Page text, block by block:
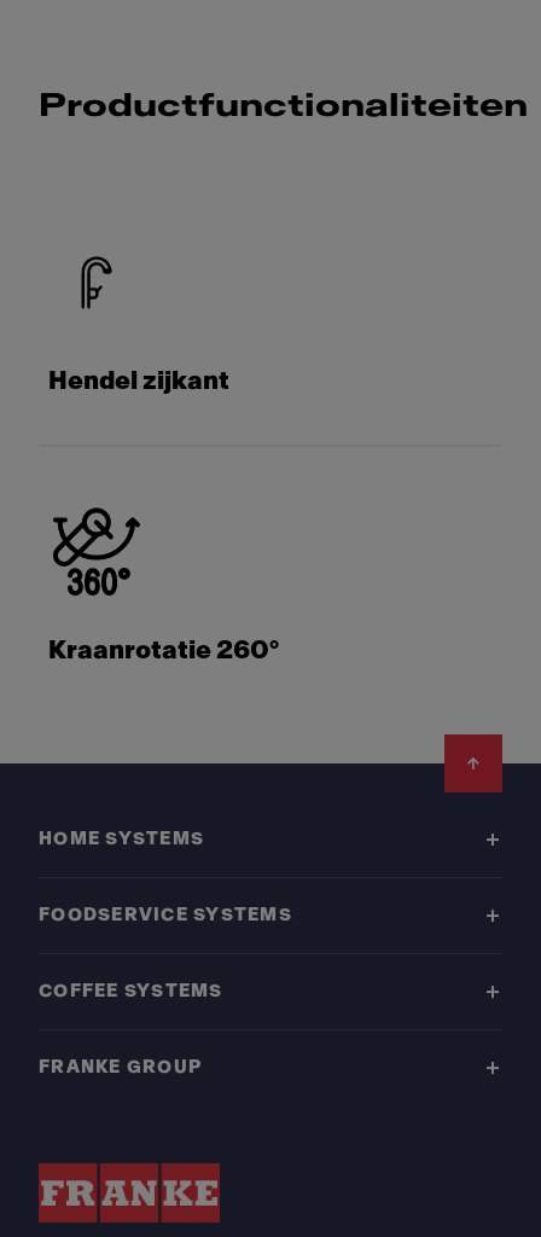
Productfunctionaliteiten
Hendel zijkant
Kraanrotatie 260°
HOME SYSTEMS
FOODSERVICE SYSTEMS
COFFEE SYSTEMS
FRANKE GROUP